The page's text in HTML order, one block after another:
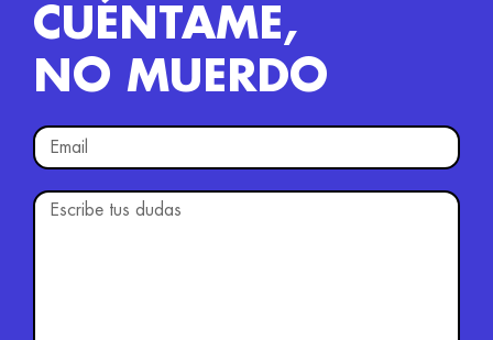
CUÉNTAME,
NO MUERDO